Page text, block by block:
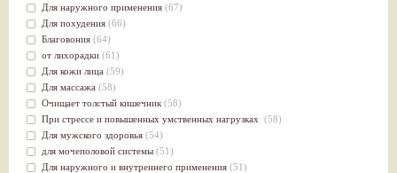
Для наружного применения (67)
Для похудения (66)
Благовония (64)
от лихорадки (61)
Для кожи лица (59)
Для массажа (58)
Очищает толстый кишечник (58)
При стрессе и повышенных умственных нагрузках (58)
Для мужского здоровья (54)
для мочеполовой системы (51)
Для наружного и внутреннего применения (51)